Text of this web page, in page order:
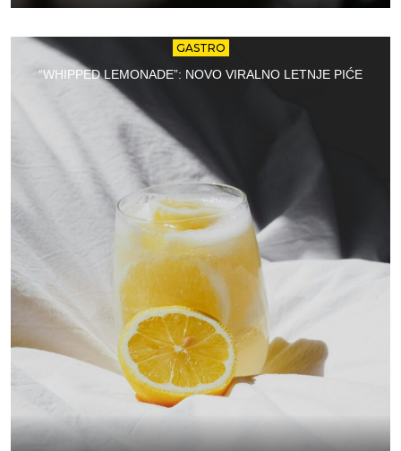
GASTRO
“WHIPPED LEMONADE”: NOVO VIRALNO LETNJE PIĆE